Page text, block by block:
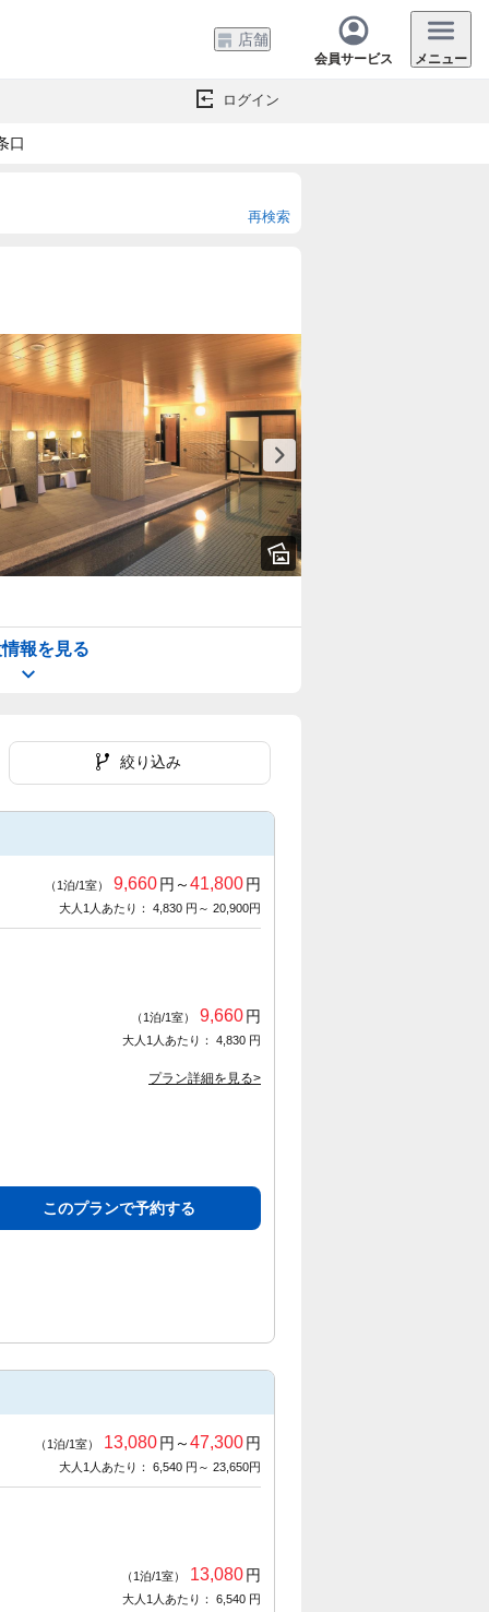
店舗
会員サービス メニュー
ログイン
口
再検索
報を見る
絞り込み
（1泊/1室） 9,660円～41,800円
大人1人あたり： 4,830 円～ 20,900円
（1泊/1室） 9,660円
大人1人あたり： 4,830 円
プラン詳細を見る>
このプランで予約する
（1泊/1室） 13,080円～47,300円
大人1人あたり： 6,540 円～ 23,650円
（1泊/1室） 13,080円
大人1人あたり： 6,540 円